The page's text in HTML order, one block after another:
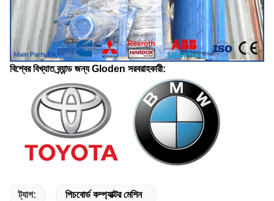
বিশ্বের বিখ্যাত ব্র্যান্ড জন্য Gloden সরবরাহকারী:
ট্যাগ: পিচবোর্ড কম্প্যাক্টর মেশিন